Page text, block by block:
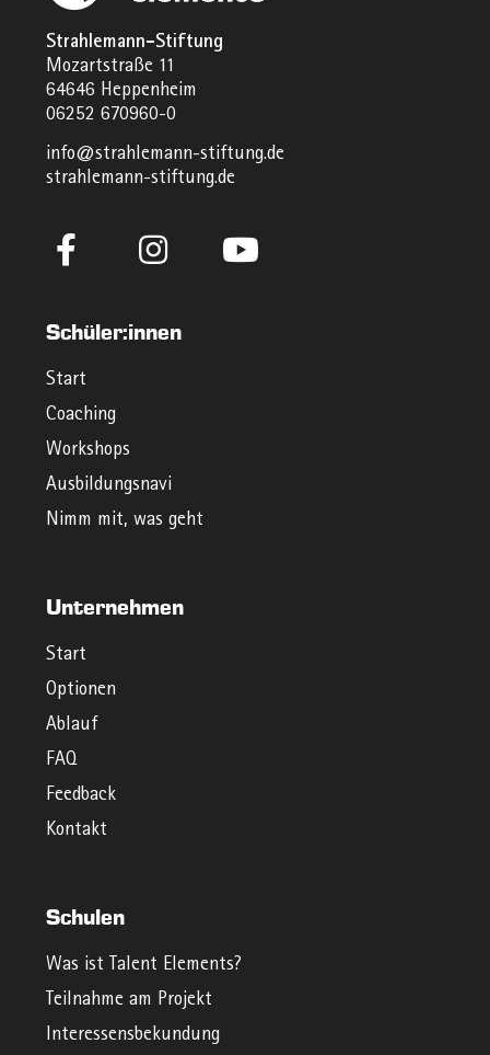
Strahlemann-Stiftung
Mozartstraße 11
64646 Heppenheim
06252 670960-0
info@strahlemann-stiftung.de
strahlemann-stiftung.de
Schüler:innen
Start
Coaching
Workshops
Ausbildungsnavi
Nimm mit, was geht
Unternehmen
Start
Optionen
Ablauf
FAQ
Feedback
Kontakt
Schulen
Was ist Talent Elements?
Teilnahme am Projekt
Interessensbekundung